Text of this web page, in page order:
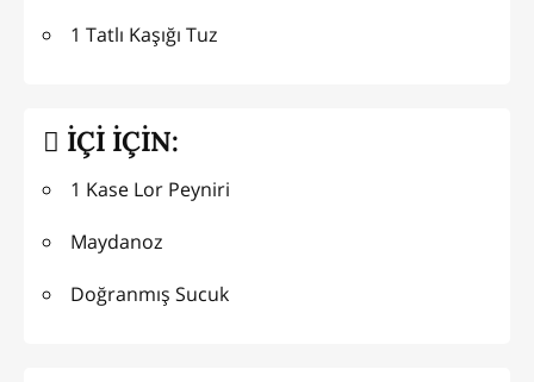
1 Tatlı Kaşığı Tuz
İÇİ İÇİN:
1 Kase Lor Peyniri
Maydanoz
Doğranmış Sucuk